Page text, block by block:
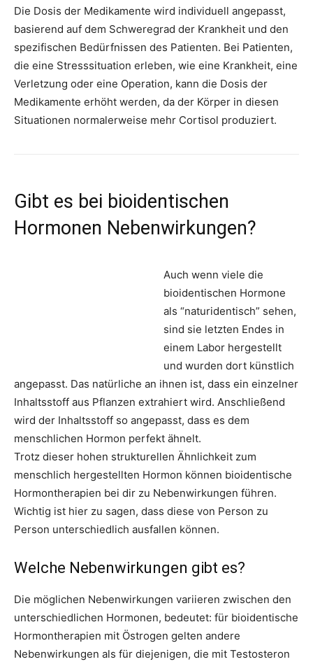
Die Dosis der Medikamente wird individuell angepasst,
basierend auf dem Schweregrad der Krankheit und den
spezifischen Bedürfnissen des Patienten. Bei Patienten,
die eine Stresssituation erleben, wie eine Krankheit, eine
Verletzung oder eine Operation, kann die Dosis der
Medikamente erhöht werden, da der Körper in diesen
Situationen normalerweise mehr Cortisol produziert.
Gibt es bei bioidentischen
Hormonen Nebenwirkungen?
Auch wenn viele die
bioidentischen Hormone
als “naturidentisch” sehen,
sind sie letzten Endes in
einem Labor hergestellt
und wurden dort künstlich
angepasst. Das natürliche an ihnen ist, dass ein einzelner
Inhaltsstoff aus Pflanzen extrahiert wird. Anschließend
wird der Inhaltsstoff so angepasst, dass es dem
menschlichen Hormon perfekt ähnelt.
Trotz dieser hohen strukturellen Ähnlichkeit zum
menschlich hergestellten Hormon können bioidentische
Hormontherapien bei dir zu Nebenwirkungen führen.
Wichtig ist hier zu sagen, dass diese von Person zu
Person unterschiedlich ausfallen können.
Welche Nebenwirkungen gibt es?
Die möglichen Nebenwirkungen variieren zwischen den
unterschiedlichen Hormonen, bedeutet: für bioidentische
Hormontherapien mit Östrogen gelten andere
Nebenwirkungen als für diejenigen, die mit Testosteron